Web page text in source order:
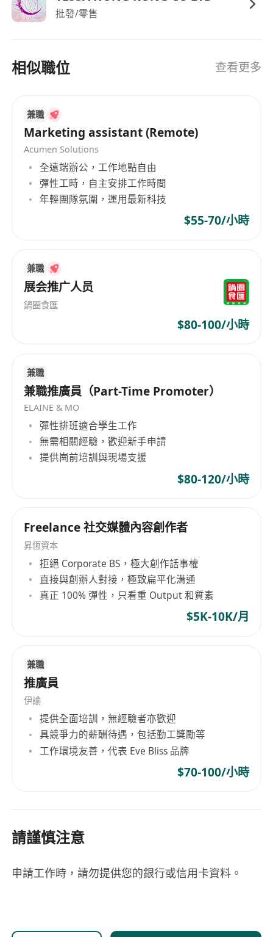
批發/零售
相似職位 查看更多
兼職
Marketing assistant (Remote)
Acumen Solutions
全遠端辦公，工作地點自由
彈性工時，自主安排工作時間
年輕團隊氛圍，運用最新科技
$55-70/小時
兼職
展会推广人员
鍋圈食匯
$80-100/小時
兼職
兼職推廣員（Part-Time Promoter）
ELAINE & MO
彈性排班適合學生工作
無需相關經驗，歡迎新手申請
提供崗前培訓與現場支援
$80-120/小時
Freelance 社交媒體內容創作者
昇恆資本
拒絕 Corporate BS，極大創作話事權
直接與創辦人對接，極致扁平化溝通
真正 100% 彈性，只看重 Output 和質素
$5K-10K/月
兼職
推廣員
伊諭
提供全面培訓，無經驗者亦歡迎
具競爭力的薪酬待遇，包括勤工獎勵等
工作環境友善，代表 Eve Bliss 品牌
$70-100/小時
請謹慎注意
申請工作時，請勿提供您的銀行或信用卡資料。